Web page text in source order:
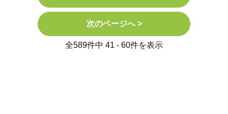
次のページへ >
全589件中 41 - 60件を表示